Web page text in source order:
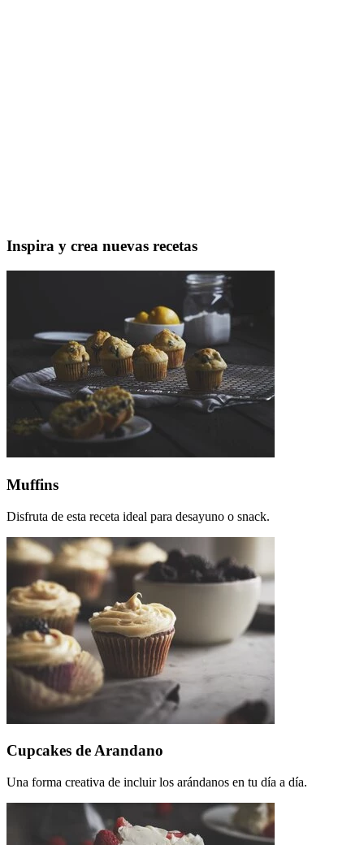
Inspira y crea nuevas recetas
Muffins
Disfruta de esta receta ideal para desayuno o snack.
Cupcakes de Arandano
Una forma creativa de incluir los arándanos en tu día a día.